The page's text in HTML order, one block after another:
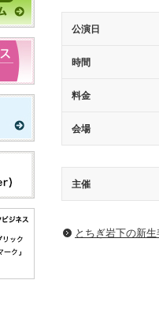
公演日
時間
料金
会場
主催
とちぎ岩下の新